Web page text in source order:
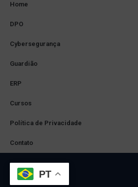
Home
DPO
Cybersegurança
Guardião
ERP
Cursos
Política de Privacidade
Contato
PT